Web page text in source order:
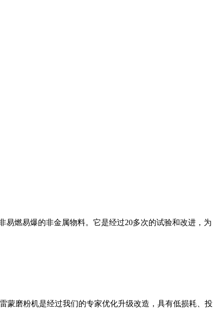
燃易爆的非金属物料。它是经过20多次的试验和改进，为
蒙磨粉机是经过我们的专家优化升级改造，具有低损耗、投